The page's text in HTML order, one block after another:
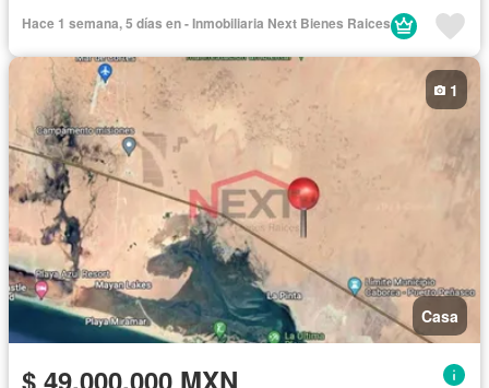
Hace 1 semana, 5 días en - Inmobiliaria Next Bienes Raices
Casa
1
$ 49,000,000 MXN